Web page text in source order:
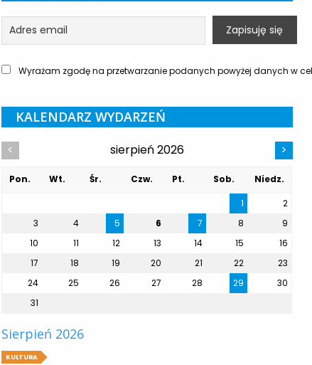
Wyrażam zgodę na przetwarzanie podanych powyżej danych w
KALENDARZ WYDARZEŃ
< sierpień 2026 >
Pon. Wt. Śr. Czw. Pt. Sob.
Niedz.
1
2
3
4 5 6 7 8
9
10
11 12 13 14 15
16
17
18 19 20 21 22
23
24
25 26 27 28 29
30
31
Sierpień 2026
KULTURA